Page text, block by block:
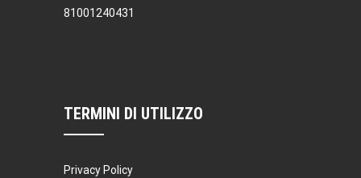
81001240431
TERMINI DI UTILIZZO
Privacy Policy